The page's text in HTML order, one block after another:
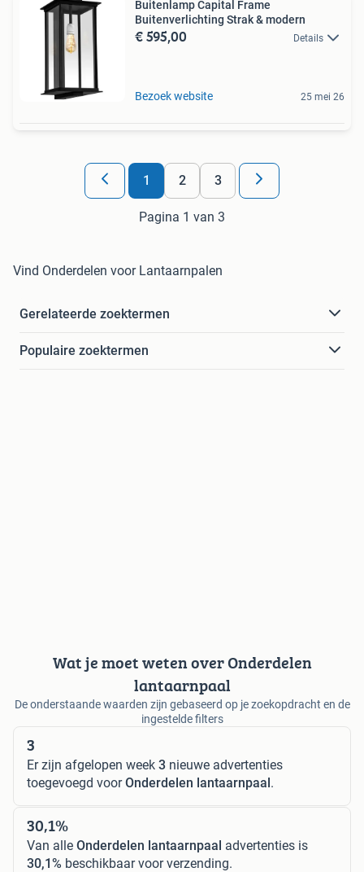
Buitenlamp Capital Frame
Buitenverlichting Strak & modern
€ 595,00 Details
Bezoek website 25 mei 26
1 2 3
Pagina 1 van 3
Vind Onderdelen voor Lantaarnpalen
Gerelateerde zoektermen
Populaire zoektermen
Wat je moet weten over Onderdelen
lantaarnpaal
De onderstaande waarden zijn gebaseerd op je zoekopdracht en de
ingestelde filters
3
Er zijn afgelopen week 3 nieuwe advertenties
toegevoegd voorOnderdelen lantaarnpaal.
30,1%
Van alle Onderdelen lantaarnpaal advertenties is
30,1% beschikbaar voor verzending.